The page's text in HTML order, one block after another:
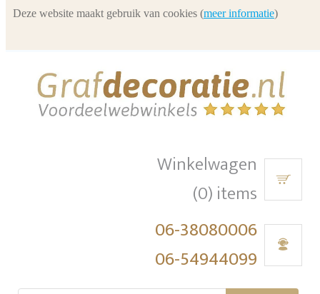
Winkelwagen
(0) items
06-38080006
06-54944099
Deze website maakt gebruik van cookies (meer informatie)